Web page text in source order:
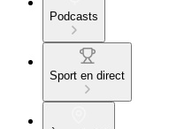
Podcasts
Sport en direct